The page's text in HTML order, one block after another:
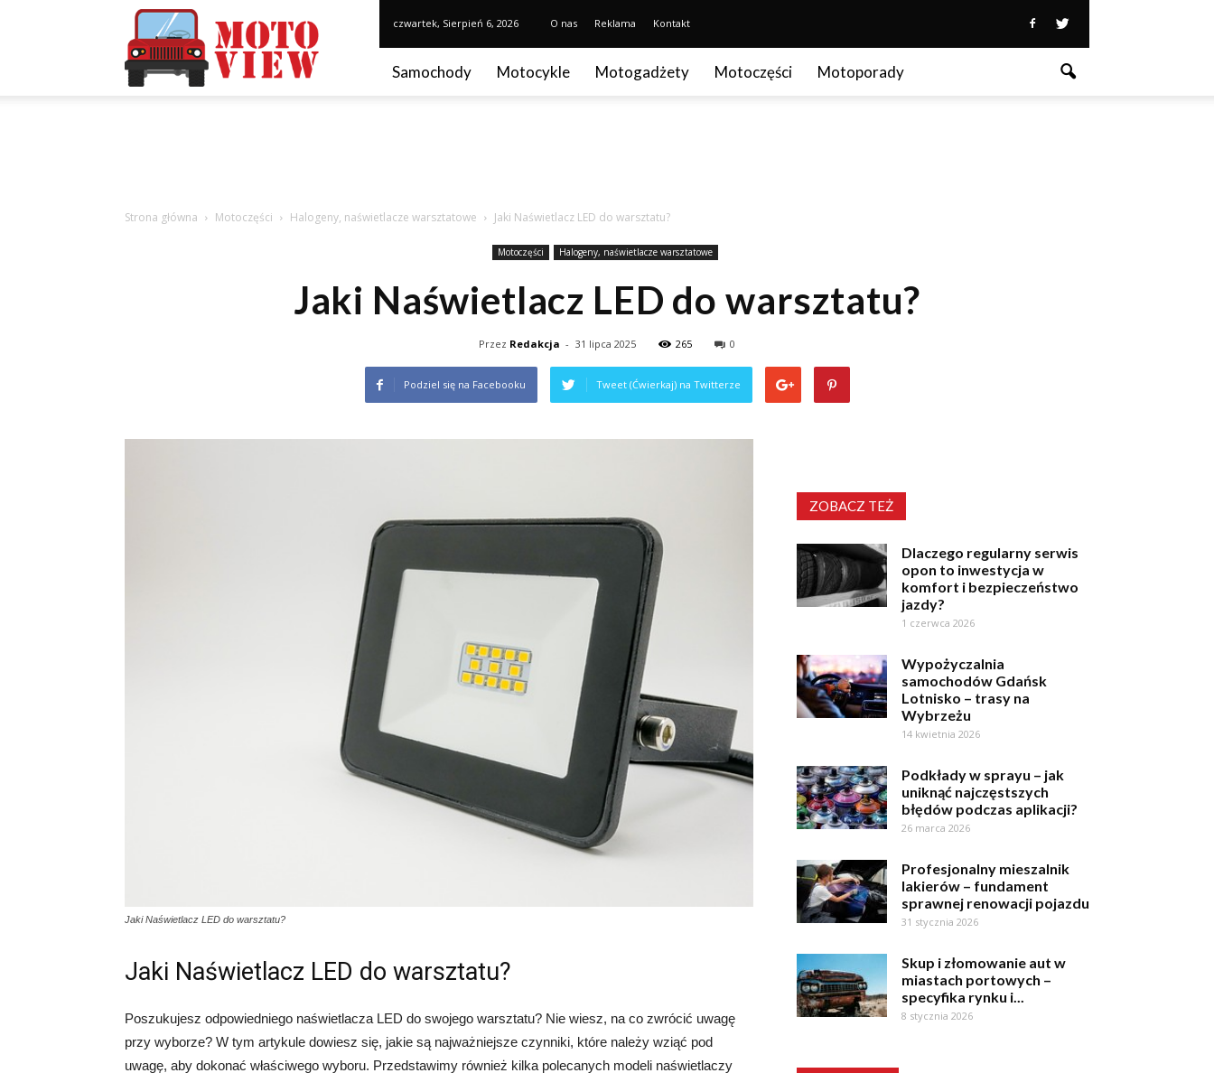
Motoview.pl
czwartek, Sierpień 6, 2026 O nas Reklama Kontakt
Samochody Motocykle Motogadżety Motoczęści Motoporady
Strona główna Motoczęści Halogeny, naświetlacze warsztatowe Jaki Naświetlacz LED do warsztatu?
Motoczęści Halogeny, naświetlacze warsztatowe
Jaki Naświetlacz LED do warsztatu?
Przez Redakcja - 31 lipca 2025 265 0
Podziel się na Facebooku Tweet (Ćwierkaj) na Twitterze
Jaki Naświetlacz LED do warsztatu?
Jaki Naświetlacz LED do warsztatu?
Poszukujesz odpowiedniego naświetlacza LED do swojego warsztatu? Nie wiesz, na co zwrócić uwagę
przy wyborze? W tym artykule dowiesz się, jakie są najważniejsze czynniki, które należy wziąć pod
uwagę, aby dokonać właściwego wyboru. Przedstawimy również kilka polecanych modeli naświetlaczy
ZOBACZ TEŻ
Dlaczego regularny serwis
opon to inwestycja w
komfort i bezpieczeństwo
jazdy?
1 czerwca 2026
Wypożyczalnia
samochodów Gdańsk
Lotnisko – trasy na
Wybrzeżu
14 kwietnia 2026
Podkłady w sprayu – jak
uniknąć najczęstszych
błędów podczas aplikacji?
26 marca 2026
Profesjonalny mieszalnik
lakierów – fundament
sprawnej renowacji pojazdu
31 stycznia 2026
Skup i złomowanie aut w
miastach portowych –
specyfika rynku i...
8 stycznia 2026